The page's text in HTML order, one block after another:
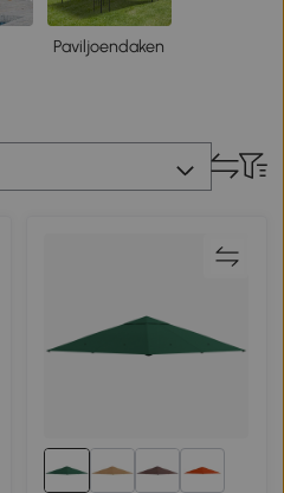
Paviljoendaken